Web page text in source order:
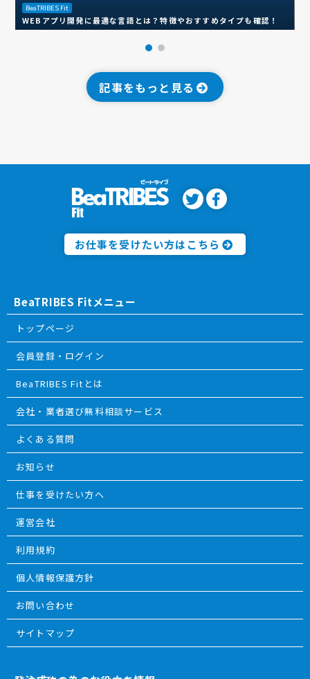
BeaTRIBES Fit
WEBアプリ開発に最適な言語とは？特徴やおすすめタイプも確認！
記事をもっと見る
お仕事を受けたい方はこちら
BeaTRIBES Fitメニュー
トップページ
会員登録・ログイン
BeaTRIBES Fitとは
会社・業者選び無料相談サービス
よくある質問
お知らせ
仕事を受けたい方へ
運営会社
利用規約
個人情報保護方針
お問い合わせ
サイトマップ